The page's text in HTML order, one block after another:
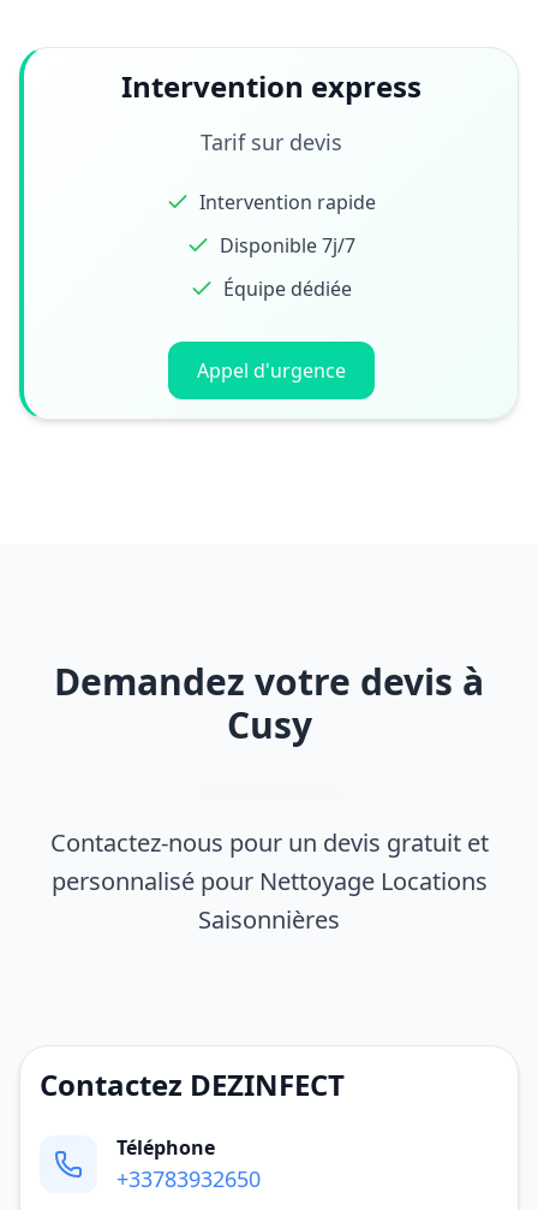
Intervention express
Tarif sur devis
Intervention rapide
Disponible 7j/7
Équipe dédiée
Appel d'urgence
Demandez votre devis à
Cusy
Contactez-nous pour un devis gratuit et
personnalisé pour Nettoyage Locations
Saisonnières
Contactez DEZINFECT
Téléphone
+33783932650